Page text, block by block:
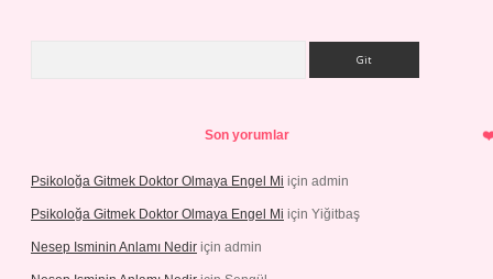
Son yorumlar
Psikoloğa Gitmek Doktor Olmaya Engel Mi için admin
Psikoloğa Gitmek Doktor Olmaya Engel Mi için Yiğitbaş
Nesep Isminin Anlamı Nedir için admin